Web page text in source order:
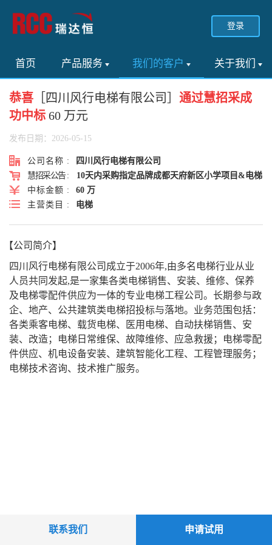
登录
首页 产品服务 我们的客户 关于我们
恭喜 ［四川风行电梯有限公司］ 通过慧招采成
功中标 60 万元
发布日期：2026-05-15
公司名称 :
四川风行电梯有限公司
慧招采公告 :
10天内采购指定品牌成都天府新区小学项目&电梯
中标金额 : 60 万
主营类目 : 电梯
【公司简介】
四川风行电梯有限公司成立于2006年,由多名电梯行业从业
人员共同发起,是一家集各类电梯销售、安装、维修、保养
及电梯零配件供应为一体的专业电梯工程公司。长期参与政
企、地产、公共建筑类电梯招投标与落地。业务范围包括：
各类乘客电梯、载货电梯、医用电梯、自动扶梯销售、安
装、改造；电梯 日常维保、故障维修、应急救援；电梯零配
件供应、机电设备安装、建筑智能化工程、工程管理服务；
电梯技术咨询、技术推广服务。
联系我们 申请试用